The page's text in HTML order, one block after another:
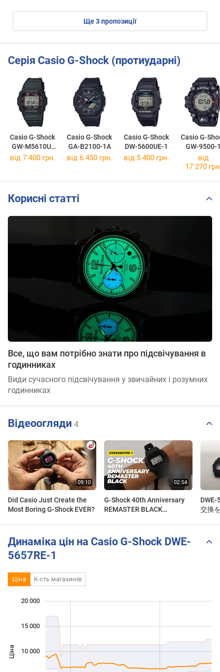
ще3пропозиції
Серія Casio G-Shock (протиударні)
Casio G-Shock
GW-M5610U-
1E
Casio G-Shock
GA-B2100-1A
Casio G-Shock
DW-5600UE-1
Casio G-
GW-9500-
від 7 400 грн. від 6 450 грн. від 5 400 грн.
від
17 270
Корисні статті
Все, що вам потрібно знати про підсвічування в
годинниках
Види сучасного підсвічування у звичайних і розумних
годинниках
Відеоогляди 4
Did Casio Just Create the
Most Boring G-Shock EVER?
G-Shock 40th Anniversary
REMASTER BLACK
交換
Динаміка цін на Casio G-Shock DWE-
5657RE-1
Ціна К-сть магазинів
Ціна 10 000
10 000
15 000
20 000